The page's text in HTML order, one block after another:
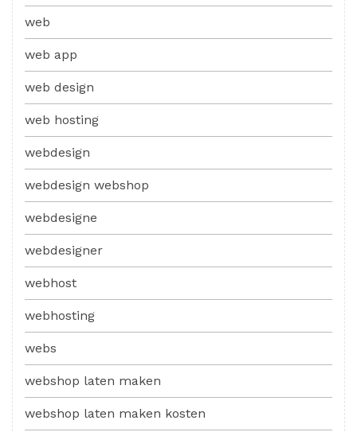
web
web app
web design
web hosting
webdesign
webdesign webshop
webdesigne
webdesigner
webhost
webhosting
webs
webshop laten maken
webshop laten maken kosten